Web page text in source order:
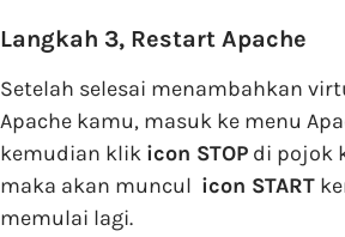
Langkah 3, Restart Apache
Setelah selesai menambahkan
Apache kamu, masuk ke menu
kemudian klik icon STOP di pojok
maka akan muncul icon START
memulai lagi.